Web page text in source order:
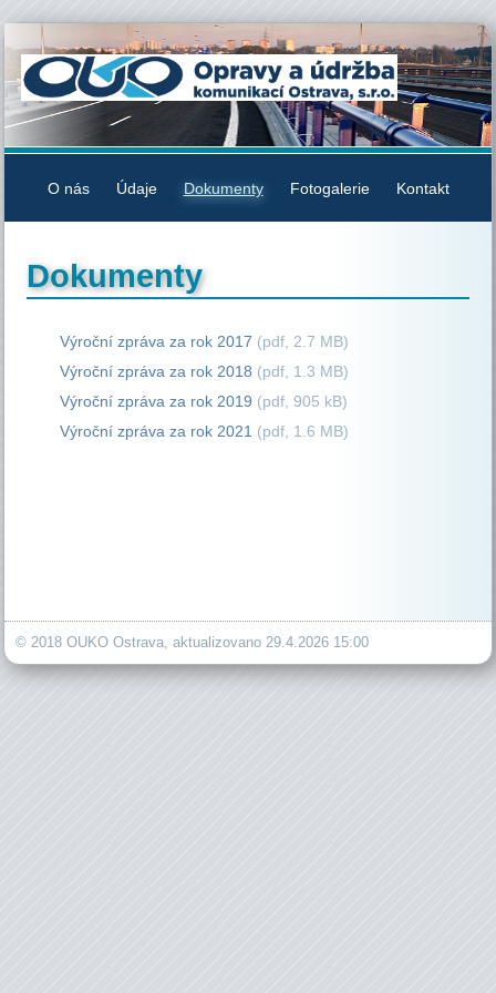
O nás Údaje Dokumenty Fotogalerie Kontakt
Dokumenty
Výroční zpráva za rok 2017 (pdf, 2.7 MB)
Výroční zpráva za rok 2018 (pdf, 1.3 MB)
Výroční zpráva za rok 2019 (pdf, 905 kB)
Výroční zpráva za rok 2021 (pdf, 1.6 MB)
© 2018 OUKO Ostrava, aktualizovano 29.4.2026 15:00